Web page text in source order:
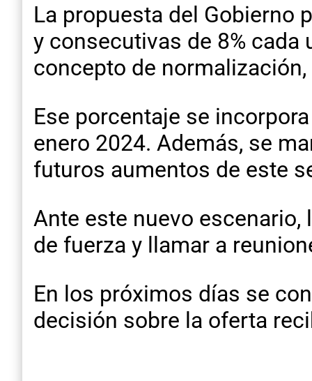
La propuesta del Gobierno
y consecutivas de 8% cada
concepto de
Ese porcentaje se
enero 2024. Además, se
futuros aumentos de este
Ante este nuevo
de fuerza y llamar a
En los próximos días se
decisión sobre la oferta